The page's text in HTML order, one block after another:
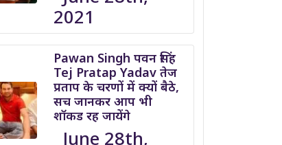
2021
Pawan Singh पवन सिंह
Tej Pratap Yadav तेज
प्रताप के चरणों में क्यों बैठे,
सच जानकर आप भी
शॉकड रह जायेंगे
June 28th,